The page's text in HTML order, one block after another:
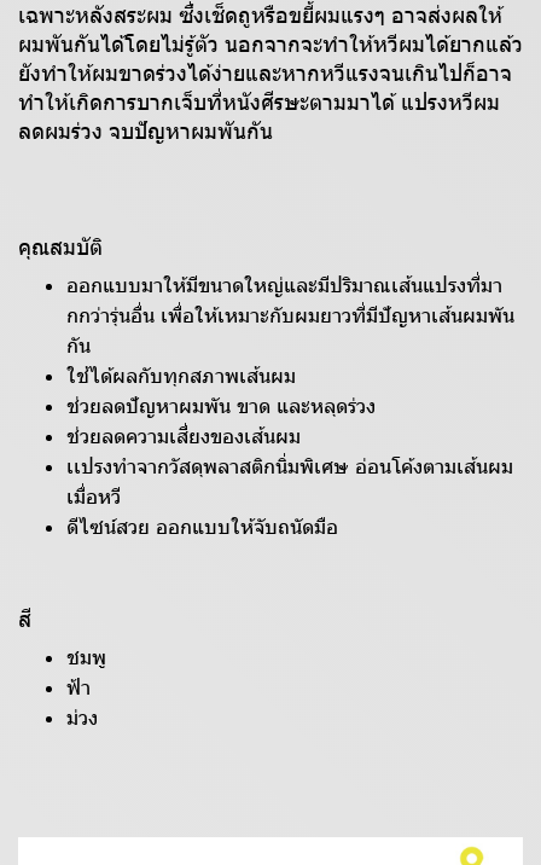
เฉพาะหลังสระผม ซึ่งเช็ดถูหรือขยี้ผมแรงๆ อาจส่งผลให้
ผมพันกันได้โดยไม่รู้ตัว นอกจากจะทำให้หวีผมได้ยากแล้ว
ยังทำให้ผมขาดร่วงได้ง่ายและหากหวีแรงจนเกินไปก็อาจ
ทำให้เกิดการบากเจ็บที่หนังศีรษะตามมาได้ แปรงหวีผม
ลดผมร่วง จบปัญหาผมพันกัน
คุณสมบัติ
ออกแบบมาให้มีขนาดใหญ่และมีปริมาณเส้นแปรงที่มา
กกว่ารุ่นอื่น เพื่อให้เหมาะกับผมยาวที่มีปัญหาเส้นผมพัน
กัน
ใช้ได้ผลกับทุกสภาพเส้นผม
ช่วยลดปัญหาผมพัน ขาด และหลุดร่วง
ช่วยลดความเสี่ยงของเส้นผม
เเปรงทำจากวัสดุพลาสติกนิ่มพิเศษ อ่อนโค้งตามเส้นผม
เมื่อหวี
ดีไซน์สวย ออกแบบให้จับถนัดมือ
สี
ชมพู
ฟ้า
ม่วง